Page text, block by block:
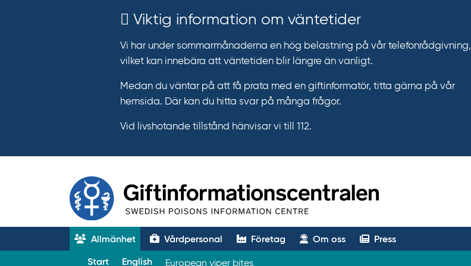
Viktig information om väntetider
Vi har under sommarmånaderna en hög belastning på vår telefonrådgivning,
vilket kan innebära att väntetiden blir längre än vanligt.
Medan du väntar på att få prata med en giftinformatör, titta gärna på vår
hemsida. Där kan du hitta svar på många frågor.
Vid livshotande tillstånd hänvisar vi till 112.
Allmänhet
Start English European viper bites
Vårdpersonal Företag Om oss Press
T